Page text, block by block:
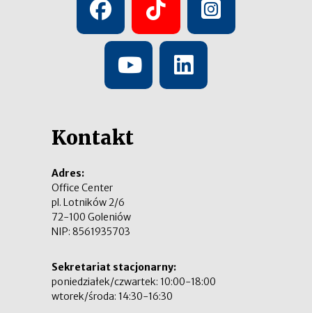
Kontakt
Adres:
Office Center
pl. Lotników 2/6
72-100 Goleniów
NIP: 8561935703
Sekretariat stacjonarny:
poniedziałek/czwartek: 10:00-18:00
wtorek/środa: 14:30-16:30